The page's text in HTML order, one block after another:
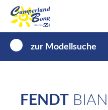
zur Modellsuche
FENDT